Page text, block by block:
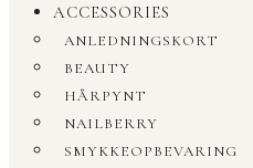
ACCESSORIES
ANLEDNINGSKORT
BEAUTY
HÅRPYNT
NAILBERRY
SMYKKEOPBEVARING